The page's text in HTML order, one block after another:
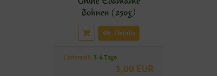
Grüne Edamame
Bohnen (250g)
Details
Lieferzeit: 3-4 Tage
3,00 EUR